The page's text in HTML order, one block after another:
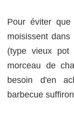
Pour éviter
moisissent
(type vieux pot
morceau de
besoin d'en
barbecue